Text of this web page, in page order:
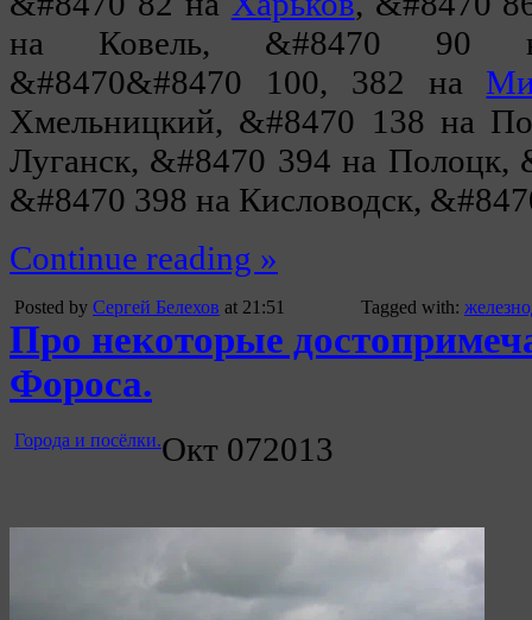
на Ковель, &#8470 90 на
&#8470&#8470 100, 382 на
Хмельницкий, &#8470 138 на
Луганск, &#8470 394 на Полоцк,
&#8470 398 на Кисловодск,
Continue reading »
Posted by Сергей Белехов at 21:51 Tagged with:
Про некоторые
Фороса.
Города и посёлки.Окт 072013